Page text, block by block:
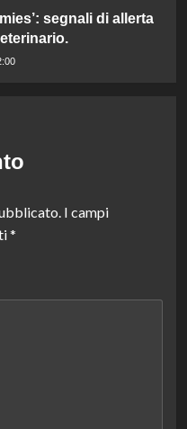
segnali di allerta
I campi
*